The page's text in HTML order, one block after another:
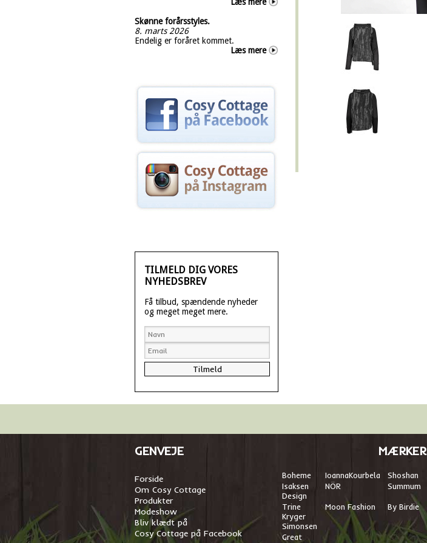
Skønne forårsstyles.
8. marts 2026
Endelig er foråret kommet.
Læs mere
TILMELD DIG VORES
NYHEDSBREV
Få tilbud, spændende nyheder
og meget meget mere.
GENVEJE
Forside
Om Cosy Cottage
Produkter
Modeshow
Bliv klædt på
Cosy Cottage på Facebook
MÆRKER
Boheme IoannaKourbela Shoshan
Isaksen
Design
NÖR Summum
Trine
Kryger
Simonsen
Moon Fashion By Birdie
Great